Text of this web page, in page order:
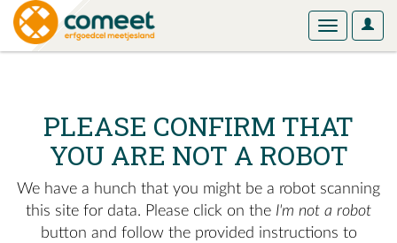
User
Toggle
PLEASE CONFIRM THAT
YOU ARE NOT A ROBOT
We have a hunch that you might be a robot scanning
this site for data. Please click on the I'm not a robot
button and follow the provided instructions to